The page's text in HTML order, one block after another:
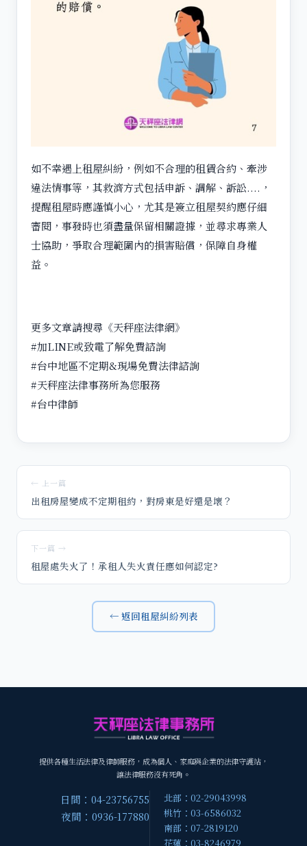
如不幸遇上租屋糾紛，例如不合理的租賃合約、牽涉
違法情事等，其救濟方式包括申訴、調解、訴訟....，
提醒租屋時應謹慎小心， 尤其是簽立租屋契約應仔細
審閱，事發時也須盡量保留相關證據，並尋求專業人
士協助，爭取合理範圍內的損害賠償，保障自身權
益 。
更多文章請搜尋《天秤座法律網》
#加LINE或致電了解免費諮詢
#台中地區不定期&現場免費法律諮詢
#天秤座法律事務所為您服務
#台中律師
← 上一篇
出租房屋變成不定期租約，對房東是好還是壞？
下一篇 →
租屋處失火了！承租人失火責任應如何認定?
← 返回租屋糾紛列表
提供各種生活法律及律師服務，成為個人、家庭與企業的法律守護站，
讓法律服務沒有死角。
日間：04-23756755
夜間：0936-177880
北部：02-29043998
桃竹：03-6586032
南部：07-2819120
花蓮：03-8246979